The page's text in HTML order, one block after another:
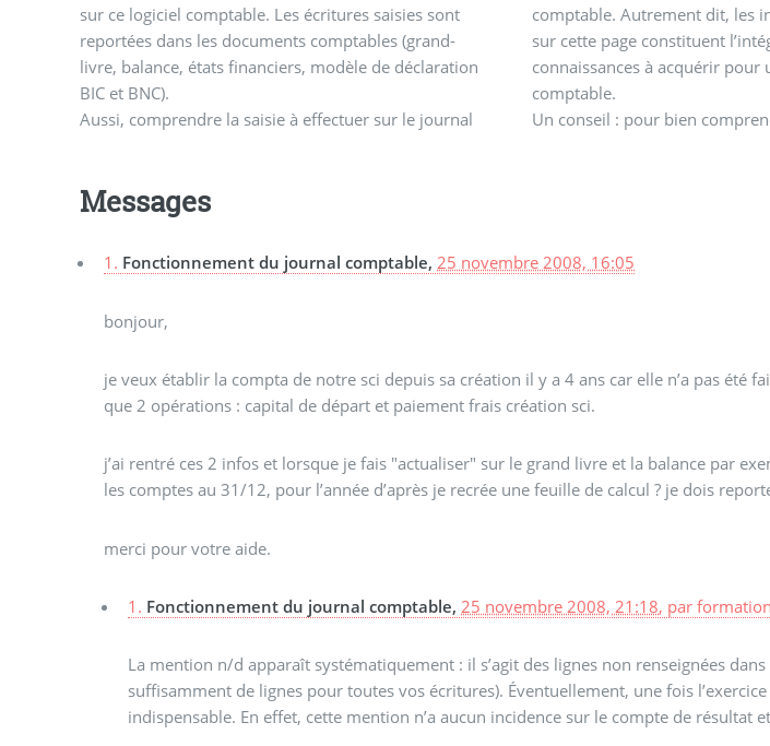
sur ce logiciel comptable. Les écritures saisies sont
reportées dans les documents comptables (grand-
livre, balance, états financiers, modèle de déclaration
BIC et BNC).
Aussi, comprendre la saisie à effectuer sur le journal
comptable. Autrement dit, les
sur cette page constituent
connaissances à acquérir pour
comptable.
Un conseil : pour bien
Messages
1. Fonctionnement du journal comptable,25 novembre 2008, 16:05
bonjour,
je veux établir la compta de notre sci depuis sa création il y a 4 ans car elle n’a pas été
que 2 opérations : capital de départ et paiement frais création sci.
j’ai rentré ces 2 infos et lorsque je fais "actualiser" sur le grand livre et la balance par
les comptes au 31/12, pour l’année d’après je recrée une feuille de calcul ? je dois
merci pour votre aide.
1. Fonctionnement du journal comptable,25 novembre 2008, 21:18, par
La mention n/d apparaît systématiquement : il s’agit des lignes non renseignées
suffisamment de lignes pour toutes vos écritures). Éventuellement, une fois
indispensable. En effet, cette mention n’a aucun incidence sur le compte de résultat